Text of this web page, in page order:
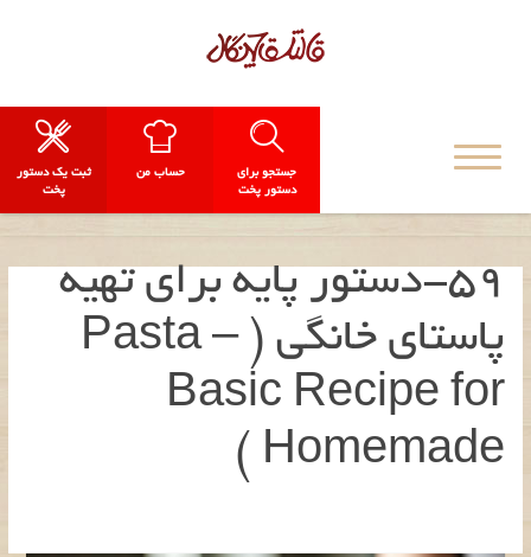
جستجو برای
دستور پخت
حساب من
ثبت یک دستور
پخت
59-دستور پایه برای تهیه
پاستای خانگی ( Pasta –
Basic Recipe for
Homemade )